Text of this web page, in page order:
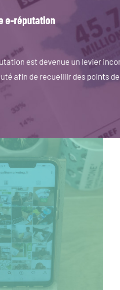
e-réputation
est devenue un levier
afin de recueillir des points